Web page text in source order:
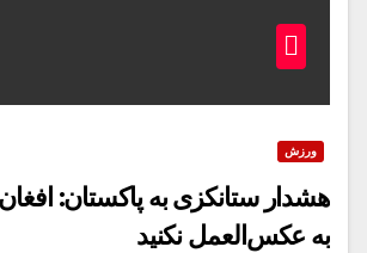
ورزش
هشدار ستانکزی به پاکستان:
به عکس‌العمل نکنید